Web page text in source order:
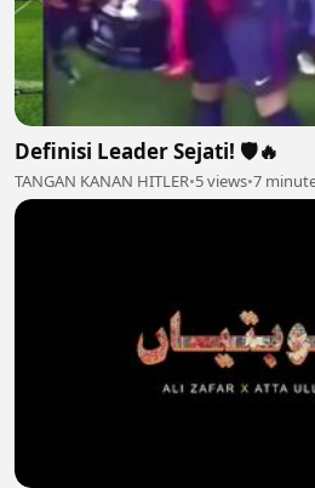
Definisi Leader Sejati! 🛡️🔥
TANGAN KANAN HITLER•5 views•7